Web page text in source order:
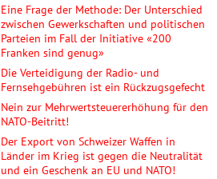
Eine Frage der Methode: Der Unterschied
zwischen Gewerkschaften und politischen
Parteien im Fall der Initiative «200
Franken sind genug»
Die Verteidigung der Radio- und
Fernsehgebühren ist ein Rückzugsgefecht
Nein zur Mehrwertsteuererhöhung für den
NATO-Beitritt!
Der Export von Schweizer Waffen in
Länder im Krieg ist gegen die Neutralität
und ein Geschenk an EU und NATO!